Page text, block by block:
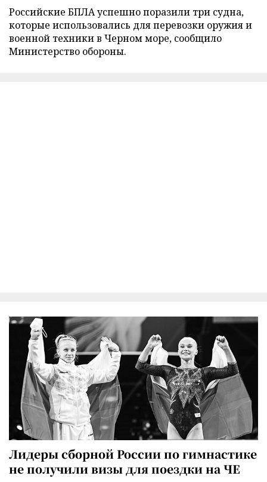
Российские БПЛА успешно поразили три судна,
которые использовались для перевозки оружия и
военной техники в Черном море, сообщило
Министерство обороны.
Лидеры сборной России по гимнастике
не получили визы для поездки на ЧЕ